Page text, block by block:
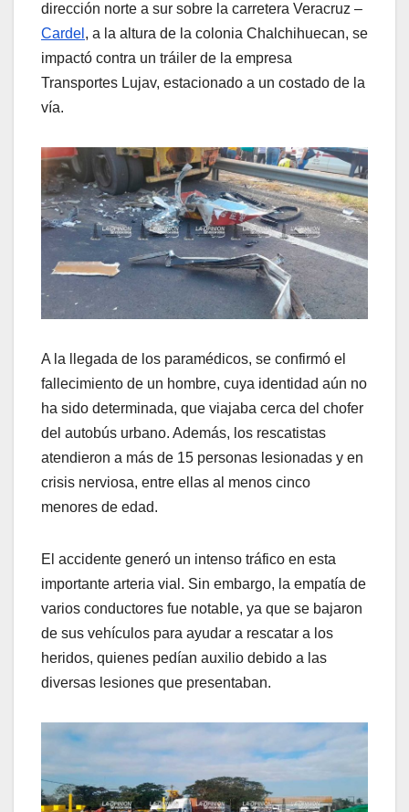
dirección norte a sur sobre la carretera Veracruz –
Cardel , a la altura de la colonia Chalchihuecan, se
impactó contra un tráiler de la empresa
Transportes Lujav, estacionado a un costado de la
vía.
A la llegada de los paramédicos, se confirmó el
fallecimiento de un hombre, cuya identidad aún no
ha sido determinada, que viajaba cerca del chofer
del autobús urbano. Además, los rescatistas
atendieron a más de 15 personas lesionadas y en
crisis nerviosa, entre ellas al menos cinco
menores de edad.
El accidente generó un intenso tráfico en esta
importante arteria vial. Sin embargo, la empatía de
varios conductores fue notable, ya que se bajaron
de sus vehículos para ayudar a rescatar a los
heridos, quienes pedían auxilio debido a las
diversas lesiones que presentaban.